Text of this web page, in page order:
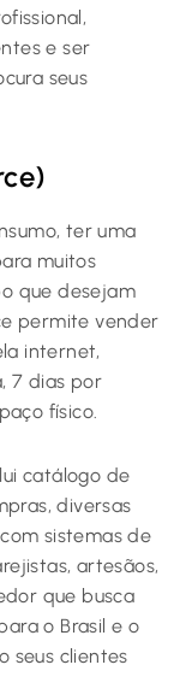
e ser
seus
ter uma
muitos
que desejam
permite vender
internet,
7 dias por
físico.
catálogo de
diversas
sistemas de
artesãos,
que busca
o Brasil e o
seus clientes